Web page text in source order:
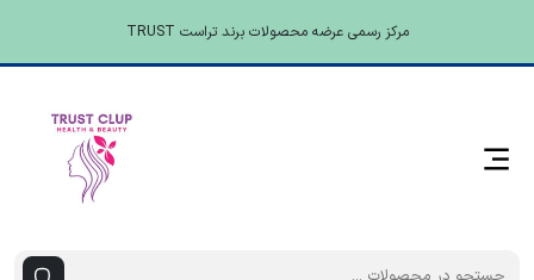
مرکز رسمی عرضه محصولات برند تراست TRUST